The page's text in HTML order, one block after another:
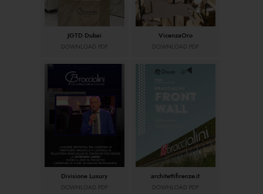
JGTD Dubai
DOWNLOAD PDF
VicenzaOro
DOWNLOAD PDF
Divisione Luxury
DOWNLOAD PDF
architettifirenze.it
DOWNLOAD PDF